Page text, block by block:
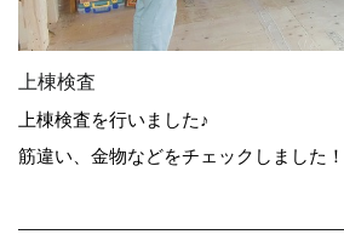
上棟検査
上棟検査を行いました♪
筋違い、金物などをチェックしました！